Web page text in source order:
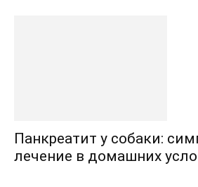
Панкреатит у собаки:
лечение в домашних